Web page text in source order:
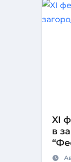
XI
в